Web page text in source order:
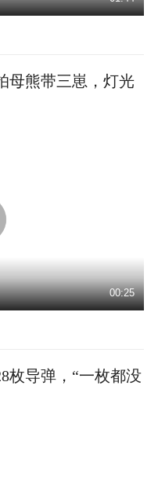
母熊带三崽，灯光
00:25
枚导弹，“一枚都没